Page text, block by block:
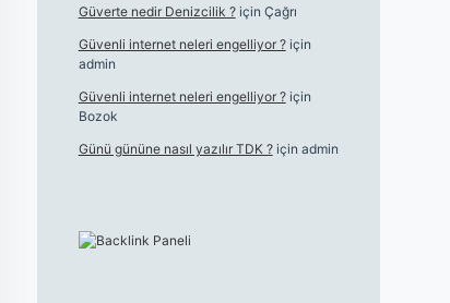
Güverte nedir Denizcilik ?için Çağrı
Güvenli internet neleri engelliyor ?için
admin
Güvenli internet neleri engelliyor ?için
Bozok
Günü gününe nasıl yazılır TDK ?için admin